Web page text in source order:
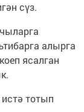
сүз.
алырга
ясалган
тотып